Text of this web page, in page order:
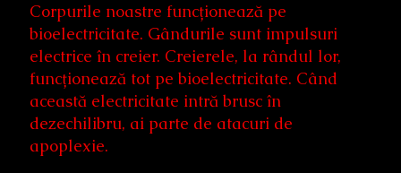
Corpurile noastre funcționează pe
bioelectricitate. Gândurile sunt impulsuri
electrice în creier. Creierele, la rândul lor,
funcționează tot pe bioelectricitate. Când
această electricitate intră brusc în
dezechilibru, ai parte de atacuri de
apoplexie.